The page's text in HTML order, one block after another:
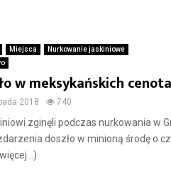
Miejsca
Nurkowanie jaskiniowe
w meksykańskich
2018 740
zginęli podczas nurkowania w
doszło w minioną środę o